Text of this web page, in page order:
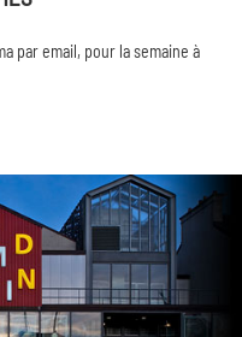
par email, pour la semaine à